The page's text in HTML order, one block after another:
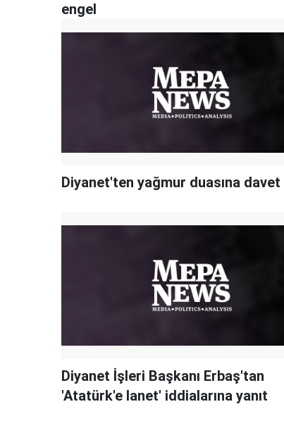
engel
Diyanet'ten yağmur duasına davet
Diyanet İşleri Başkanı Erbaş'tan
'Atatürk'e lanet' iddialarına yanıt